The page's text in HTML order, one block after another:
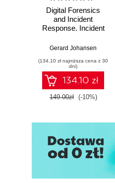
Digital Forensics
and Incident
Response. Incident
and techniques for
threat response -
Fourth Edition
Gerard Johansen
(134,10 zł najniższa cena z 30
dni)
134.10 zł
149.00zł (-10%)